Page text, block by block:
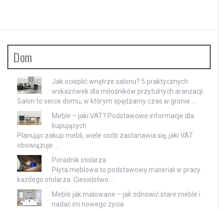
Dom
Jak ocieplić wnętrze salonu? 5 praktycznych
wskazówek dla miłośników przytulnych aranżacji.
Salon to serce domu, w którym spędzamy czas w gronie …
Meble – jaki VAT? Podstawowe informacje dla
kupujących
Planując zakup mebli, wiele osób zastanawia się, jaki VAT
obowiązuje …
Poradnik stolarza
Płyta meblowa to podstawowy materiał w pracy
każdego stolarza. Ciesielstwo …
Meble jak malowane – jak odnowić stare meble i
nadać im nowego życia